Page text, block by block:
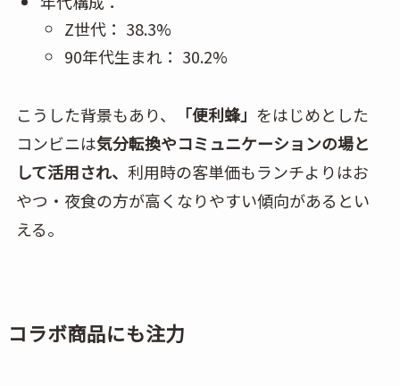
Z世代： 38.3%
90年代生まれ： 30.2%
こうした背景もあり、 「便利蜂」 をはじめとした
コンビニは気分転換やコミュニケーションの場と
して活用され、 利用時の客単価もランチよりはお
やつ・夜食の方が高くなりやすい傾向があるとい
える。
コラボ商品にも注力